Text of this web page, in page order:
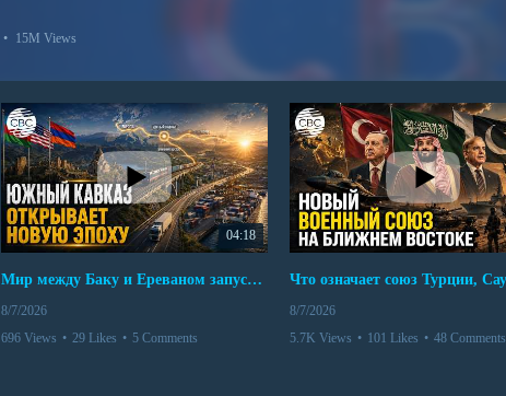
• 15M Views
04:18
Мир между Баку и Ереваном запускает крупные логистические проекты
8/7/2026
696 Views • 29 Likes • 5 Comments
8/7/2026
5.7K Views • 101 Likes • 48 Comments